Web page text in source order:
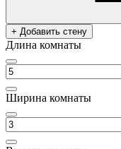
+ Добавить стену
Длина комнаты
Ширина комнаты